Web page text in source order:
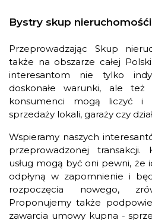
Bystry skup
Przeprowadzając Skup
także na obszarze całej
interesantom nie tylko
doskonałe warunki, ale też
konsumenci mogą liczyć
sprzedaży lokali, garaży czy
Wspieramy naszych
przeprowadzonej transakcji.
usług mogą być oni pewni, że
odpłyną w zapomnienie i
rozpoczęcia nowego,
Proponujemy także
zawarcia umowy kupna -